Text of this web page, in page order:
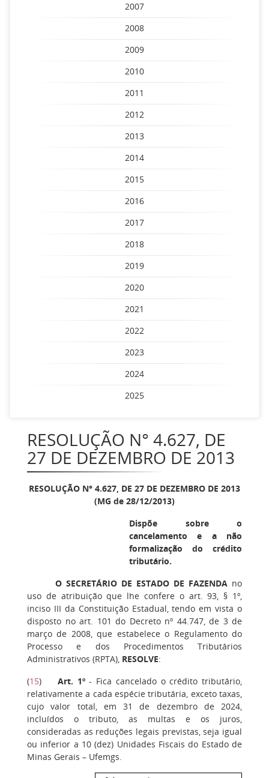
2007
2008
2009
2010
2011
2012
2013
2014
2015
2016
2017
2018
2019
2020
2021
2022
2023
2024
2025
RESOLUÇÃO N° 4.627, DE
27 DE DEZEMBRO DE 2013
RESOLUÇÃO N° 4.627, DE 27 DE DEZEMBRO DE 2013
(MG de 28/12/2013)
Dispõe sobre o
cancelamento e a não
formalização do crédito
tributário.
O SECRETÁRIO DE ESTADO DE FAZENDA no
uso de atribuição que lhe confere o art. 93, § 1º,
inciso III da Constituição Estadual, tendo em vista o
disposto no art. 101 do Decreto nº 44.747, de 3 de
março de 2008, que estabelece o Regulamento do
Processo e dos Procedimentos Tributários
Administrativos (RPTA), RESOLVE:
(15) Art. 1º- Fica cancelado o crédito tributário,
relativamente a cada espécie tributária, exceto taxas,
cujo valor total, em 31 de dezembro de 2024,
incluídos o tributo, as multas e os juros,
consideradas as reduções legais previstas, seja igual
ou inferior a 10 (dez) Unidades Fiscais do Estado de
Minas Gerais – Ufemgs.